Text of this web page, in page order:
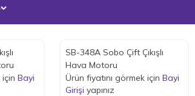
için Bayi
SB-348A Sobo Çift Çıkışlı
Hava Motoru
Ürün fiyatını görmek için Bayi
Girişi yapınız